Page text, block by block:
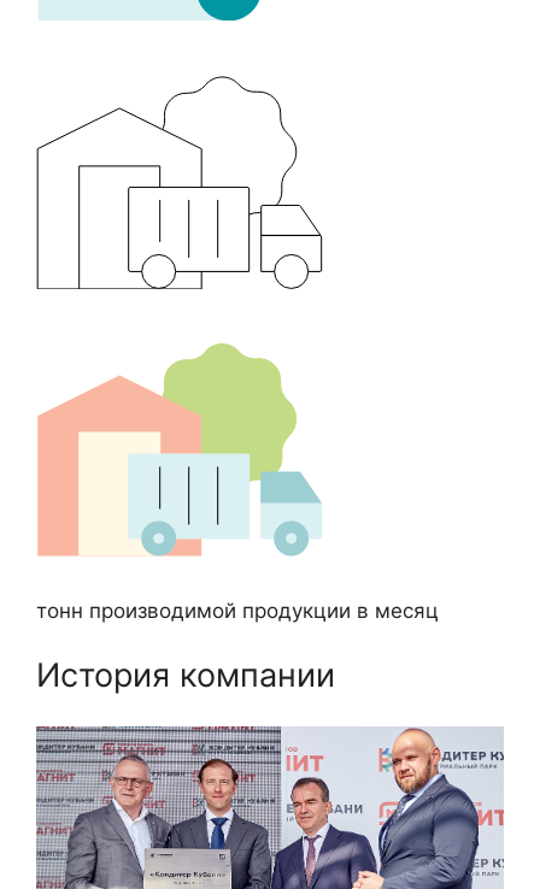
тонн производимой продукции в месяц
История компании